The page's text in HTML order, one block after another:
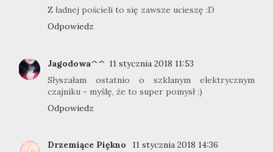
Z ładnej pościeli to się zawsze ucieszę :D
Odpowiedz
Jagodowa^^ 11 stycznia 2018 11:53
Słyszałam ostatnio o szklanym elektrycznym
czajniku - myślę, że to super pomysł :)
Odpowiedz
Drzemiące Piękno
11 stycznia 2018 14:36